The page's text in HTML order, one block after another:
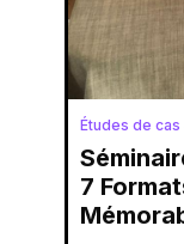
Études de cas
7